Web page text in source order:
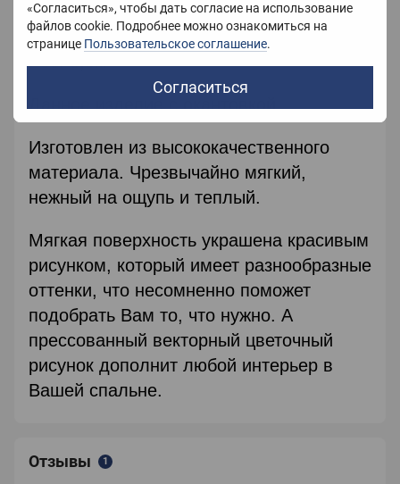
«Согласиться», чтобы дать согласие на использование
файлов cookie. Подробнее можно ознакомиться на
странице Пользовательское соглашение.
Согласиться
Размер: 200х240
Вес: 3,5кг
Данное изделиес окантовкой.
Изготовлен из высококачественного
материала. Чрезвычайно мягкий,
нежный на ощупь и теплый.
Мягкая поверхность украшена красивым
рисунком, который имеет разнообразные
оттенки, что несомненно поможет
подобрать Вам то, что нужно. А
прессованный векторный цветочный
рисунок дополнит любой интерьер в
Вашей спальне.
Отзывы 1